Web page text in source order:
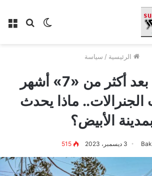
بحث الوضع
الرئيسية / سياسة
السودان: بعد أكثر من «7» أشهر
ماذا يحدث
الأبيض؟
3 ديسمبر، 2023 515